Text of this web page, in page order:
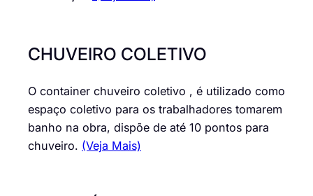
CHUVEIRO COLETIVO
O container chuveiro coletivo , é utilizado como
espaço coletivo para os trabalhadores tomarem
banho na obra, dispõe de até 10 pontos para
chuveiro. (Veja Mais)